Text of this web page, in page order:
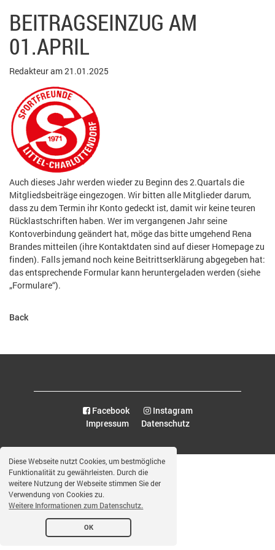
Diese Webseite nutzt Cookies, um bestmögliche
Funktionalität zu gewährleisten. Durch die
weitere Nutzung der Webseite stimmen Sie der
Verwendung von Cookies zu.
Weitere Informationen zum Datenschutz.
OK
BEITRAGSEINZUG AM
01.APRIL
Redakteur am 21.01.2025
Auch dieses Jahr werden wieder zu Beginn des 2.Quartals die
Mitgliedsbeiträge eingezogen. Wir bitten alle Mitglieder darum,
dass zu dem Termin ihr Konto gedeckt ist, damit wir keine teuren
Rücklastschriften haben. Wer im vergangenen Jahr seine
Kontoverbindung geändert hat, möge das bitte umgehend Rena
Brandes mitteilen (ihre Kontaktdaten sind auf dieser Homepage zu
finden). Falls jemand noch keine Beitrittserklärung abgegeben hat:
das entsprechende Formular kann heruntergeladen werden (siehe
„Formulare“).
Back
Facebook
Instagram
Impressum
Datenschutz